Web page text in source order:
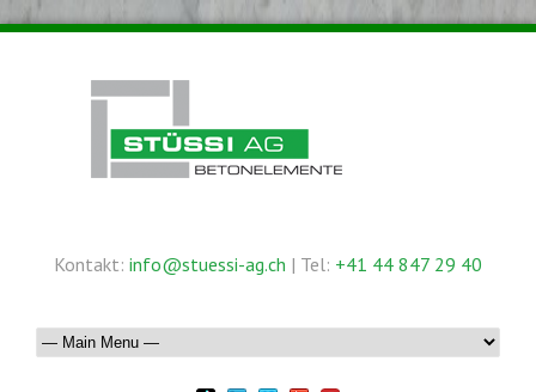
Kontakt: info@stuessi-ag.ch | Tel: +41 44 847 29 40